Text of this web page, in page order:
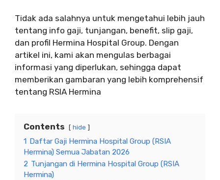
Tidak ada salahnya untuk mengetahui lebih jauh
tentang info gaji, tunjangan, benefit, slip gaji,
dan profil Hermina Hospital Group. Dengan
artikel ini, kami akan mengulas berbagai
informasi yang diperlukan, sehingga dapat
memberikan gambaran yang lebih komprehensif
tentang RSIA Hermina
Contents hide
1 Daftar Gaji Hermina Hospital Group (RSIA
Hermina) Semua Jabatan 2026
2 Tunjangan di Hermina Hospital Group (RSIA
Hermina)